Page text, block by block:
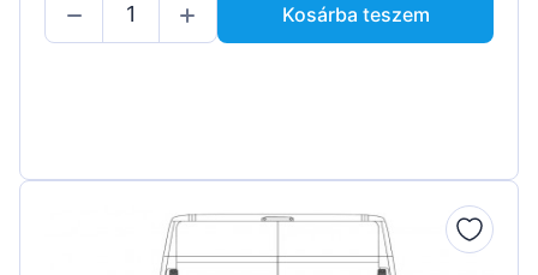
Kosárba teszem